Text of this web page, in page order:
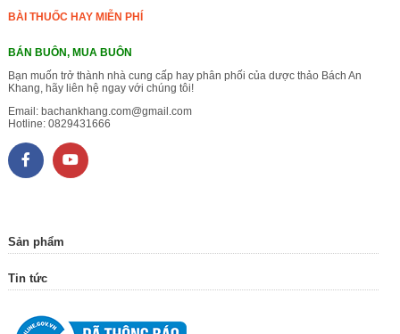
BÀI THUỐC HAY MIỄN PHÍ
BÁN BUÔN, MUA BUÔN
Bạn muốn trở thành nhà cung cấp hay phân phối của dược thảo Bách An
Khang, hãy liên hệ ngay với chúng tôi!
Email: bachankhang.com@gmail.com
Hotline: 0829431666
Sản phẩm
Tin tức